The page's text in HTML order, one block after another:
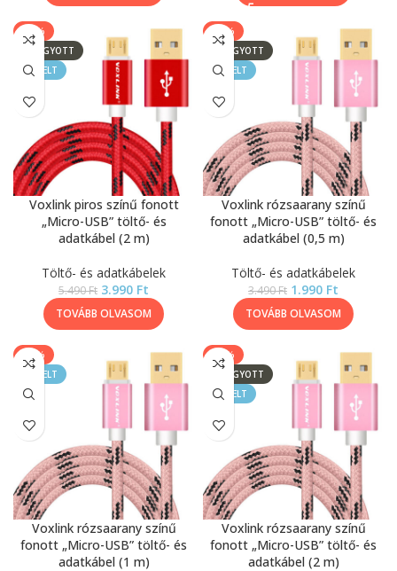
-27%
ELFOGYOTT
KIEMELT
Voxlink piros színű fonott
„Micro-USB” töltő- és
adatkábel (2 m)
Töltő- és adatkábelek
5.490Ft 3.990 Ft
TOVÁBB OLVASOM
-43%
ELFOGYOTT
KIEMELT
Voxlink rózsaarany színű
fonott „Micro-USB” töltő- és
adatkábel (0,5 m)
Töltő- és adatkábelek
3.490Ft 1.990 Ft
TOVÁBB OLVASOM
-33%
KIEMELT
Voxlink rózsaarany színű
fonott „Micro-USB” töltő- és
adatkábel (1 m)
-27%
ELFOGYOTT
KIEMELT
Voxlink rózsaarany színű
fonott „Micro-USB” töltő- és
adatkábel (2 m)